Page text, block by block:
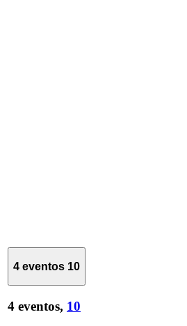
4 eventos 10
4 eventos, 10